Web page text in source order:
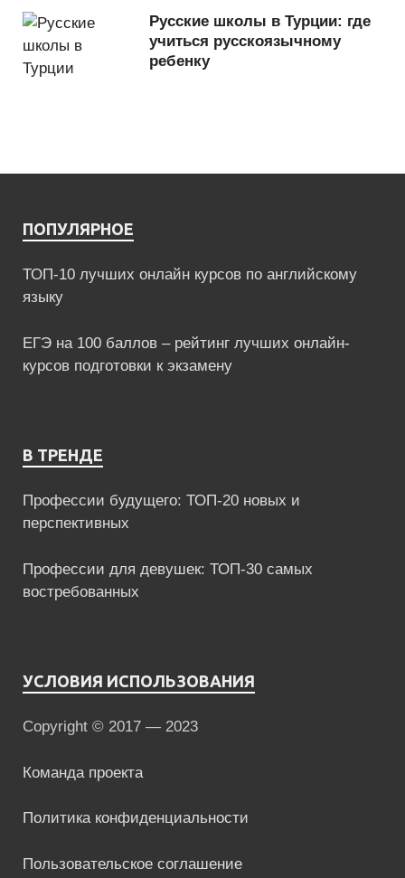
Русские школы в Турции: где
учиться русскоязычному
ребенку
ПОПУЛЯРНОЕ
ТОП-10 лучших онлайн курсов по английскому
языку
ЕГЭ на 100 баллов – рейтинг лучших онлайн-
курсов подготовки к экзамену
В ТРЕНДЕ
Профессии будущего: ТОП-20 новых и
перспективных
Профессии для девушек: ТОП-30 самых
востребованных
УСЛОВИЯ ИСПОЛЬЗОВАНИЯ
Copyright © 2017 — 2023
Команда проекта
Политика конфиденциальности
Пользовательское соглашение